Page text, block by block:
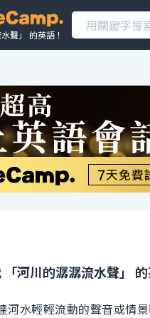
聲」 的英語！
河川的潺潺流水聲」 的
河水輕輕流動的聲音或情